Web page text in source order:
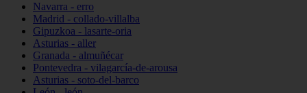
Navarra - erro
Madrid - collado-villalba
Gipuzkoa - lasarte-oria
Asturias - aller
Granada - almuñécar
Pontevedra - vilagarcía-de-arousa
Asturias - soto-del-barco